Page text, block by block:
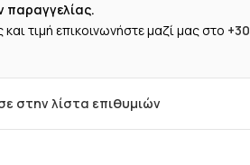
παραγγελίας.
τιμή επικοινωνήστε μαζί μας στο +30
στην λίστα επιθυμιών